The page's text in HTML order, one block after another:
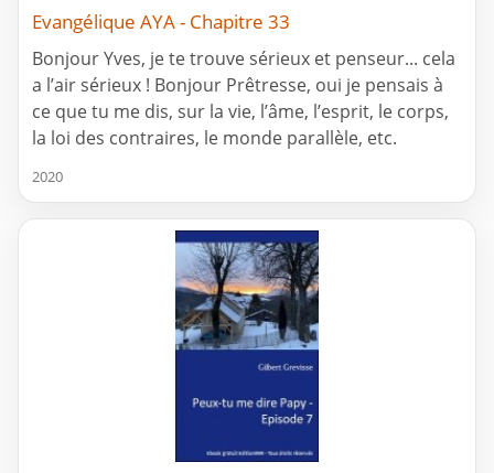
Evangélique AYA - Chapitre 33
Bonjour Yves, je te trouve sérieux et penseur... cela
a l’air sérieux ! Bonjour Prêtresse, oui je pensais à
ce que tu me dis, sur la vie, l’âme, l’esprit, le corps,
la loi des contraires, le monde parallèle, etc.
2020